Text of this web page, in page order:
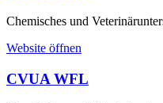
Chemisches und
Website öffnen
CVUA WFL